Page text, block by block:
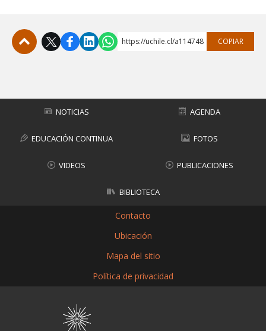
https://uchile.cl/a114748 COPIAR
NOTICIAS AGENDA
EDUCACIÓN CONTINUA FOTOS
VIDEOS PUBLICACIONES
BIBLIOTECA
Contacto
Ubicación
Mapa del sitio
Política de privacidad